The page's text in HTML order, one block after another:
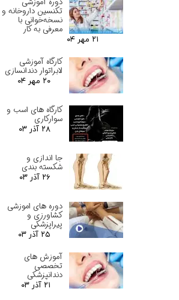
تکنسین داروخانه و
نسخه‌خوانی با
معرفی به کار
۲۱ مهر ۰۴
کارگاه آموزشی
لابراتوار دندانسازی
۲۰ مهر ۰۴
کارگاه های اسب و
سوارکاری
۲۸ آذر ۰۳
جا اندازی و
شکسته بندی
۲۶ آذر ۰۳
دوره های اموزشی
کشاورزی و
پیراپزشکی
۲۵ آذر ۰۳
آموزش های
تخصصی
دندانپزشکی
۲۱ آذر ۰۳